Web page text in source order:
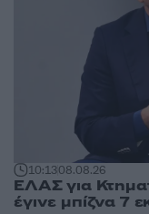
10:1308.08.26
ΕΛΑΣ για
έγινε μπίζνα 7